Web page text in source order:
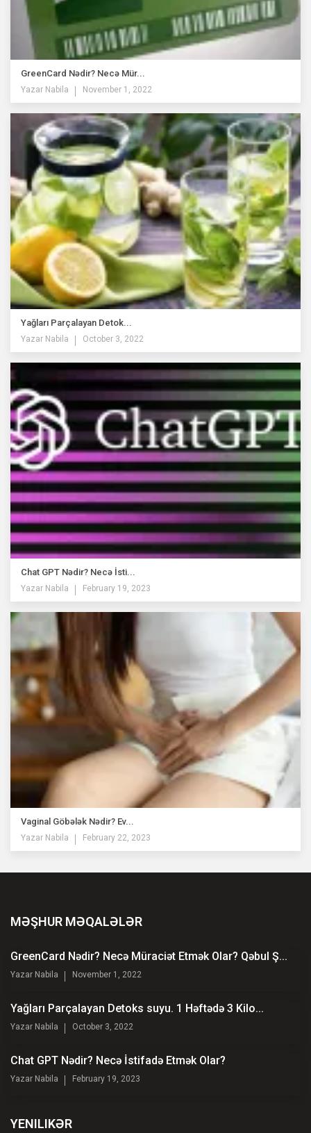
GreenCard Nədir? Necə Mür...
Yazar Nabila November 1, 2022
Yağları Parçalayan Detok...
Yazar Nabila October 3, 2022
Chat GPT Nədir? Necə İsti...
Yazar Nabila February 19, 2023
Vaginal Göbələk Nədir? Ev...
Yazar Nabila February 22, 2023
MƏŞHUR MƏQALƏLƏR
GreenCard Nədir? Necə Müraciət Etmək Olar? Qəbul Ş...
Yazar Nabila November 1, 2022
Yağları Parçalayan Detoks suyu. 1 Həftədə 3 Kilo...
Yazar Nabila October 3, 2022
Chat GPT Nədir? Necə İstifadə Etmək Olar?
Yazar Nabila February 19, 2023
YENILIKƏR